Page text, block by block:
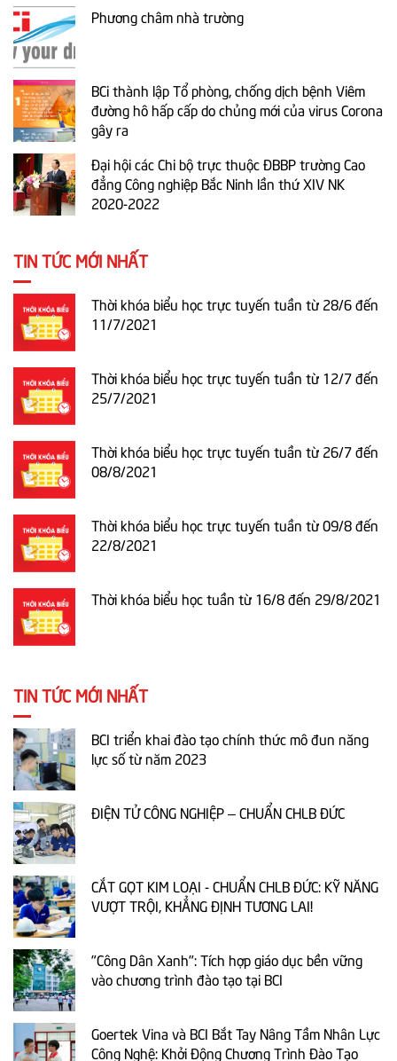
Phương châm nhà trường
BCi thành lập Tổ phòng, chống dịch bệnh Viêm
đường hô hấp cấp do chủng mới của virus Corona
gây ra
Đại hội các Chi bộ trực thuộc ĐBBP trường Cao
đẳng Công nghiệp Bắc Ninh lần thứ XIV NK
2020-2022
TIN TỨC MỚI NHẤT
Thời khóa biểu học trực tuyến tuần từ 28/6 đến
11/7/2021
Thời khóa biểu học trực tuyến tuần từ 12/7 đến
25/7/2021
Thời khóa biểu học trực tuyến tuần từ 26/7 đến
08/8/2021
Thời khóa biểu học trực tuyến tuần từ 09/8 đến
22/8/2021
Thời khóa biểu học tuần từ 16/8 đến 29/8/2021
TIN TỨC MỚI NHẤT
BCI triển khai đào tạo chính thức mô đun năng
lực số từ năm 2023
ĐIỆN TỬ CÔNG NGHIỆP – CHUẨN CHLB ĐỨC
CẮT GỌT KIM LOẠI - CHUẨN CHLB ĐỨC: KỸ NĂNG
VƯỢT TRỘI, KHẲNG ĐỊNH TƯƠNG LAI!
"Công Dân Xanh": Tích hợp giáo dục bền vững
vào chương trình đào tạo tại BCI
Goertek Vina và BCI Bắt Tay Nâng Tầm Nhân Lực
Công Nghệ: Khởi Động Chương Trình Đào Tạo